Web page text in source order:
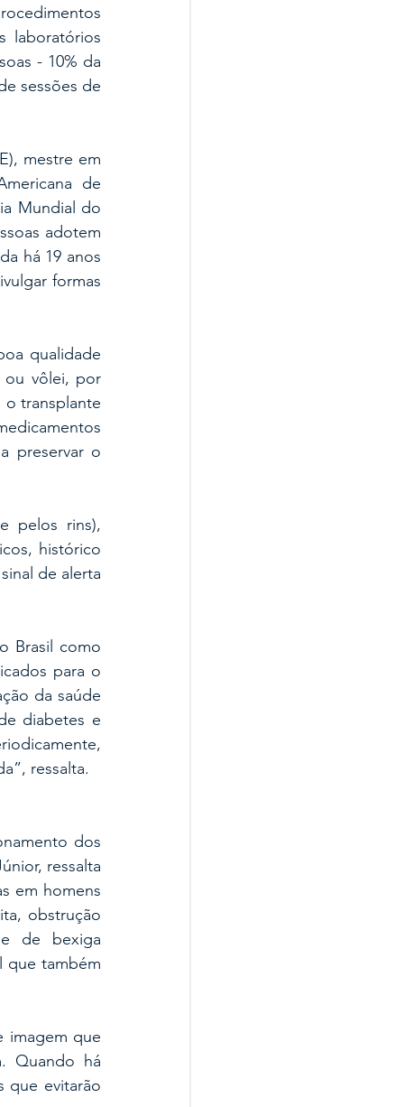
laboratórios
- 10% da
sessões de
mestre em
de
Mundial do
adotem
há 19 anos
formas
qualidade
ou vôlei, por
o transplante
preservar o
pelos rins),
histórico
de alerta
Brasil como
para o
da saúde
diabetes e
ressalta.
dos
ressalta
em homens
obstrução
de bexiga
que também
imagem que
Quando há
que evitarão